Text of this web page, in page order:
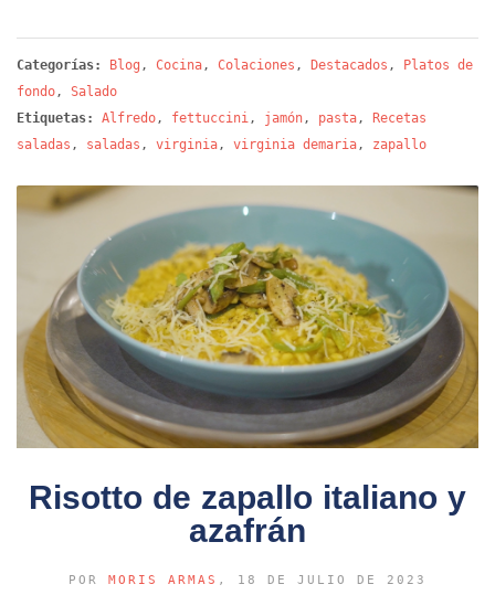
Categorías: Blog , Cocina , Colaciones , Destacados , Platos de
fondo , Salado
Etiquetas:
Alfredo , fettuccini , jamón , pasta , Recetas
saladas , saladas , virginia , virginia demaria , zapallo
Risotto de zapallo italiano y
azafrán
POR MORIS ARMAS , 18 DE JULIO DE 2023